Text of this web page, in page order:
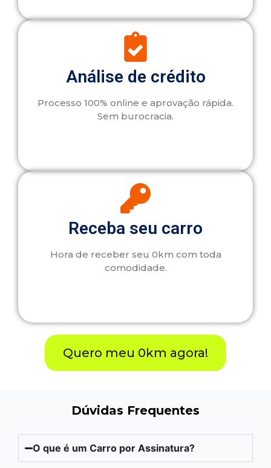
Análise de crédito
Processo 100% online e aprovação rápida.
Sem burocracia.
Receba seu carro
Hora de receber seu 0km com toda
comodidade.
Quero meu 0km agora!
Dúvidas Frequentes
O que é um Carro por Assinatura?